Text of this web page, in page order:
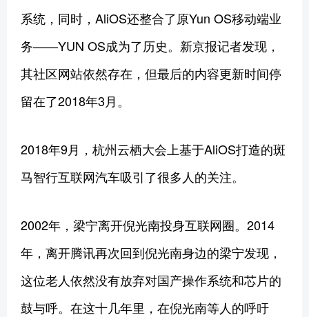
系统，同时，AliOS还整合了原Yun OS移动端业
务——YUN OS成为了历史。新京报记者发现，
其社区网站依然存在，但最后的内容更新时间停
留在了2018年3月。
2018年9月，杭州云栖大会上基于AliOS打造的斑
马智行互联网汽车吸引了很多人的关注。
2002年，梁宁离开倪光南投身互联网圈。2014
年，离开腾讯再次回到倪光南身边的梁宁发现，
这位老人依然没有放弃对国产操作系统和芯片的
鼓与呼。在这十几年里，在倪光南等人的呼吁